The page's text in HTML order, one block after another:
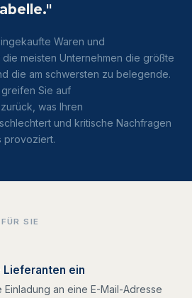
Waren und
meisten Unternehmen die größte
die am schwersten zu belegende.
Sie auf
was Ihren
und kritische Nachfragen
provoziert.
SIE
Lieferanten ein
Einladung an eine E-Mail-Adresse